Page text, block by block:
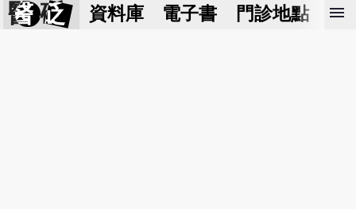
醫 砭 資料庫 電子書 門診地點 預
menu